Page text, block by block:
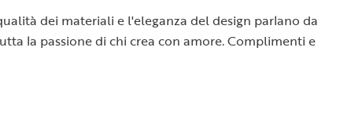
dei materiali e l'eleganza del design parlano da
la passione di chi crea con amore. Complimenti e